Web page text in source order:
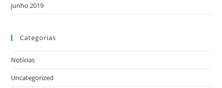
junho 2019
Categorias
Notícias
Uncategorized